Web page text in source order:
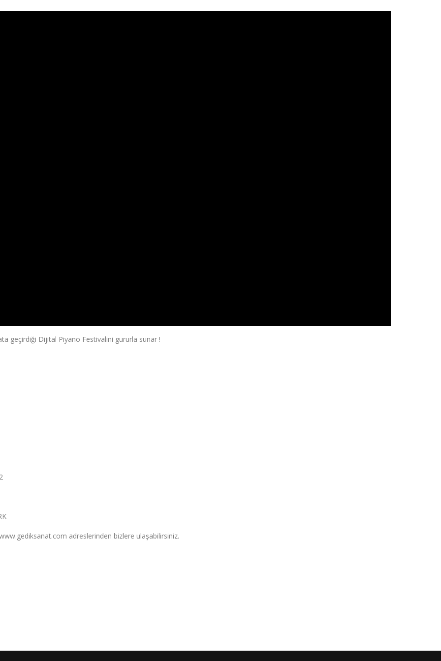
geçirdiği Dijital Piyano Festivalini gururla sunar !
adreslerinden bizlere ulaşabilirsiniz.